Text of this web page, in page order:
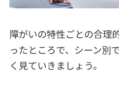
障がいの特性ごとの合理
ったところで、シーン別
く見ていきましょう。